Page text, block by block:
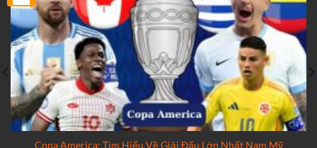
Copa America: Tìm Hiểu Về Giải Đấu Lớn Nhất Nam Mỹ